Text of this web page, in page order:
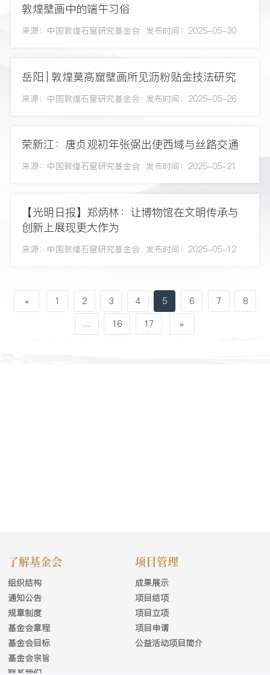
敦煌壁画中的端午习俗
来源：中国敦煌石窟研究基金会 发布时间：2025-05-30
岳阳 | 敦煌莫高窟壁画所见沥粉贴金技法研究
来源：中国敦煌石窟研究基金会 发布时间：2025-05-26
荣新江：唐贞观初年张弼出使西域与丝路交通
来源：中国敦煌石窟研究基金会 发布时间：2025-05-21
【光明日报】郑炳林：让博物馆在文明传承与
创新上展现更大作为
来源：中国敦煌石窟研究基金会 发布时间：2025-05-12
« 1 2 3 4 5 6 7
8
...
16 17 »
了解基金会
组织结构
通知公告
规章制度
基金会章程
基金会目标
基金会宗旨
项目管理
成果展示
项目结项
项目立项
项目申请
公益活动项目简介